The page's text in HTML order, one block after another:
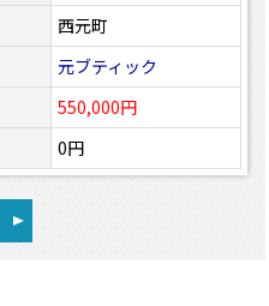
西元町
元ブティック
550,000円
0円